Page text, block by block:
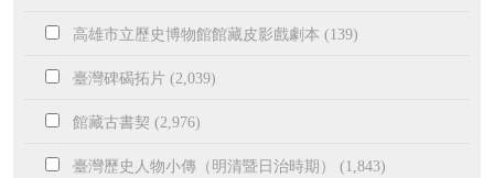
高雄市立歷史博物館館藏皮影戲劇本 (139)
臺灣碑碣拓片 (2,039)
館藏古書契 (2,976)
臺灣歷史人物小傳（明清暨日治時期） (1,843)